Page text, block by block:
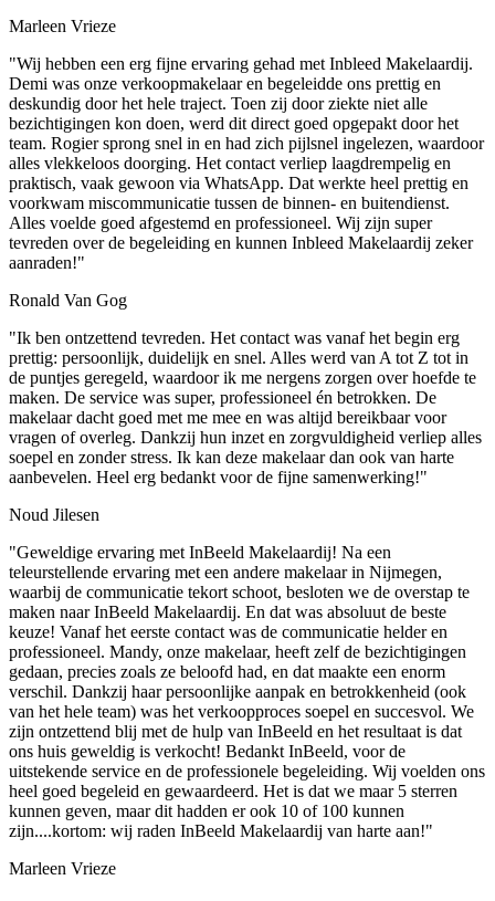
Marleen Vrieze
"Wij hebben een erg fijne ervaring gehad met Inbleed Makelaardij.
Demi was onze verkoopmakelaar en begeleidde ons prettig en
deskundig door het hele traject. Toen zij door ziekte niet alle
bezichtigingen kon doen, werd dit direct goed opgepakt door het
team. Rogier sprong snel in en had zich pijlsnel ingelezen, waardoor
alles vlekkeloos doorging. Het contact verliep laagdrempelig en
praktisch, vaak gewoon via WhatsApp. Dat werkte heel prettig en
voorkwam miscommunicatie tussen de binnen- en buitendienst.
Alles voelde goed afgestemd en professioneel. Wij zijn super
tevreden over de begeleiding en kunnen Inbleed Makelaardij zeker
aanraden!"
Ronald Van Gog
"Ik ben ontzettend tevreden. Het contact was vanaf het begin erg
prettig: persoonlijk, duidelijk en snel. Alles werd van A tot Z tot in
de puntjes geregeld, waardoor ik me nergens zorgen over hoefde te
maken. De service was super, professioneel én betrokken. De
makelaar dacht goed met me mee en was altijd bereikbaar voor
vragen of overleg. Dankzij hun inzet en zorgvuldigheid verliep alles
soepel en zonder stress. Ik kan deze makelaar dan ook van harte
aanbevelen. Heel erg bedankt voor de fijne samenwerking!"
Noud Jilesen
"Geweldige ervaring met InBeeld Makelaardij! Na een
teleurstellende ervaring met een andere makelaar in Nijmegen,
waarbij de communicatie tekort schoot, besloten we de overstap te
maken naar InBeeld Makelaardij. En dat was absoluut de beste
keuze! Vanaf het eerste contact was de communicatie helder en
professioneel. Mandy, onze makelaar, heeft zelf de bezichtigingen
gedaan, precies zoals ze beloofd had, en dat maakte een enorm
verschil. Dankzij haar persoonlijke aanpak en betrokkenheid (ook
van het hele team) was het verkoopproces soepel en succesvol. We
zijn ontzettend blij met de hulp van InBeeld en het resultaat is dat
ons huis geweldig is verkocht! Bedankt InBeeld, voor de
uitstekende service en de professionele begeleiding. Wij voelden ons
heel goed begeleid en gewaardeerd. Het is dat we maar 5 sterren
kunnen geven, maar dit hadden er ook 10 of 100 kunnen
zijn....kortom: wij raden InBeeld Makelaardij van harte aan!"
Marleen Vrieze